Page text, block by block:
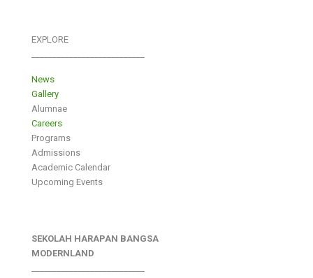
EXPLORE
News
Gallery
Alumnae
Careers
Programs
Admissions
Academic Calendar
Upcoming Events
SEKOLAH HARAPAN BANGSA
MODERNLAND